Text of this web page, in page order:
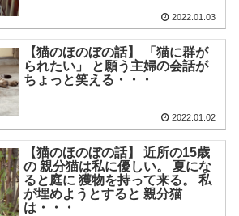
2022.01.03
【猫のほのぼの話】 「猫に群が
られたい」 と願う主婦の会話が
ちょっと笑える・・・
2022.01.02
【猫のほのぼの話】 近所の15歳
の 親分猫は私に優しい。 夏にな
ると庭に 獲物を持って来る。 私
が埋めようとすると 親分猫
は・・・